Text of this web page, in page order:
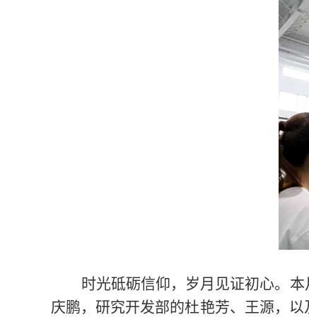
时光砥砺信仰，岁月见证初心。
庆鹏，研究开发部的杜艳芳、王源，